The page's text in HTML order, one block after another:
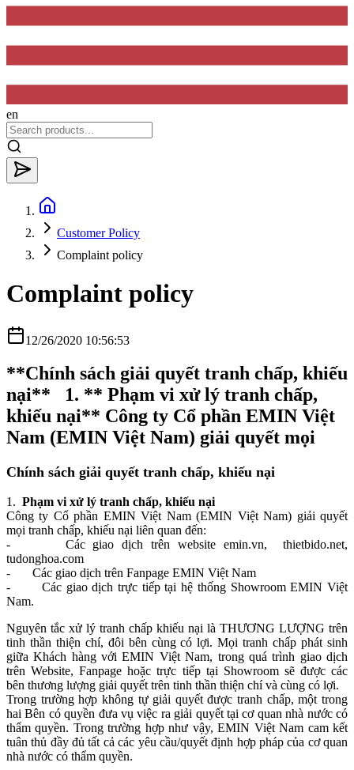
en
Customer Policy
Complaint policy
Complaint policy
12/26/2020 10:56:53
**Chính sách giải quyết tranh chấp, khiếu
nại** 1. ** Phạm vi xử lý tranh chấp,
khiếu nại** Công ty Cổ phần EMIN Việt
Nam (EMIN Việt Nam) giải quyết mọi
Chính sách giải quyết tranh chấp, khiếu nại
1. Phạm vi xử lý tranh chấp, khiếu nại
Công ty Cổ phần EMIN Việt Nam(EMIN Việt Nam) giải quyết
mọi tranh chấp, khiếu nại liên quan đến:
- Các giao dịch trên websiteemin.vn, thietbido.net,
tudonghoa.com
- Các giao dịch trên Fanpage EMIN Việt Nam
- Các giao dịchtrực tiếp tại hệ thống Showroom EMIN Việt
Nam.
Nguyên tắc xử lý tranh chấp khiếu nại là THƯƠNG LƯỢNG trên
tinh thần thiện chí, đôi bên cùng có lợi. Mọi tranh chấp phát sinh
giữa Khách hàng với EMIN Việt Nam, trong quá trình giao dịch
trên Website, Fanpage hoặc trực tiếp tại Showroom sẽ được các
bên thương lượng giải quyết trên tinh thần thiện chí và cùng có lợi.
Trong trường hợp không tự giải quyết được tranh chấp, một trong
hai Bên có quyền đưa vụ việc ra giải quyết tại cơ quan nhà nước có
thẩm quyền. Trong trường hợp như vậy, EMIN Việt Nam cam kết
tuân thủ đầy đủ tất cả các yêu cầu/quyết định hợp pháp của cơ quan
nhà nước có thẩm quyền.